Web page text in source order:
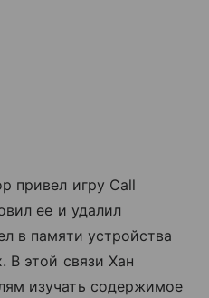
привел игру Call
ее и удалил
в памяти устройства
В этой связи Хан
изучать содержимое